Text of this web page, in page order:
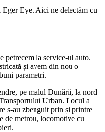
Eye. Aici ne delectăm cu
petrecem la service-ul auto.
și avem din nou o
parametri.
pe malul Dunării, la nord
Urban. Locul a
s-au zbenguit prin și printre
de metrou, locomotive cu